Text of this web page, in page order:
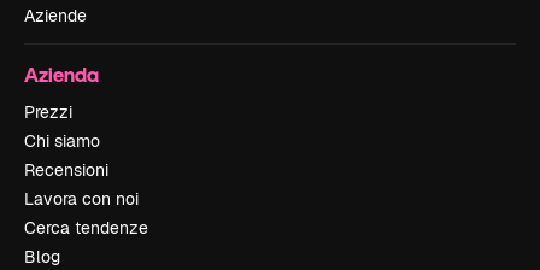
Aziende
Azienda
Prezzi
Chi siamo
Recensioni
Lavora con noi
Cerca tendenze
Blog